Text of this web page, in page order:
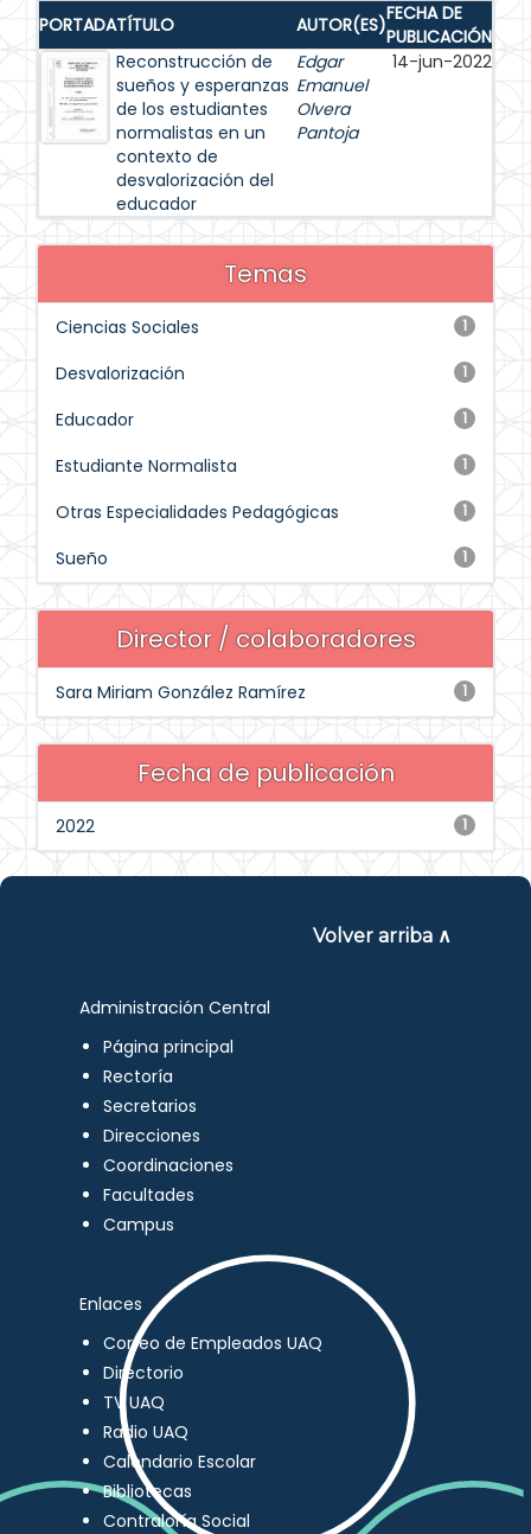
PORTADATÍTULO AUTOR(ES)FECHA DE
PUBLICACIÓN
Reconstrucción de
sueños y esperanzas
de los estudiantes
normalistas en un
contexto de
desvalorización del
educador
Edgar
Emanuel
Olvera
Pantoja
14-jun-2022
Temas
1
Ciencias Sociales
1
Desvalorización
1
Educador
1
Estudiante Normalista
1
Otras Especialidades Pedagógicas
1
Sueño
Director / colaboradores
1
Sara Miriam González Ramírez
Fecha de publicación
1
2022
Volver arriba ∧
Administración Central
Página principal
Rectoría
Secretarios
Direcciones
Coordinaciones
Facultades
Campus
Enlaces
Correo de Empleados UAQ
Directorio
TV UAQ
Radio UAQ
Calendario Escolar
Bibliotecas
Contraloría Social